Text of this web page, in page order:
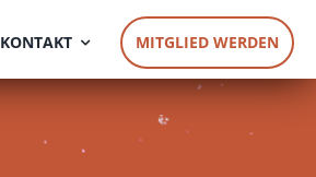
KONTAKT MITGLIED WERDEN